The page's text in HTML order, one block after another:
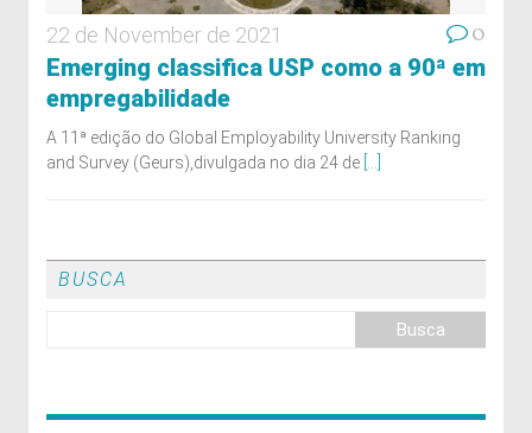
22 de November de 2021 0
Emerging classifica USP como a 90ª em
empregabilidade
A 11ª edição do Global Employability University Ranking
and Survey (Geurs),divulgada no dia 24 de
BUSCA